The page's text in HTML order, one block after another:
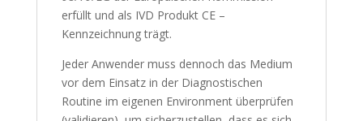
erfüllt und als IVD Produkt CE –
Kennzeichnung trägt.
Jeder Anwender muss dennoch das Medium
vor dem Einsatz in der Diagnostischen
Routine im eigenen Environment überprüfen